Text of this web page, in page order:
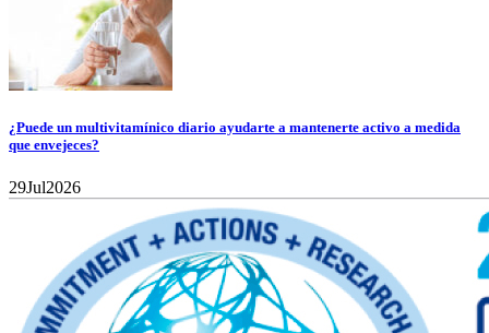
¿Puede un multivitamínico diario ayudarte a mantenerte activo a medida
que envejeces?
29Jul2026